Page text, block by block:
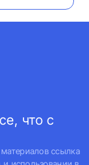
что с
ссылка